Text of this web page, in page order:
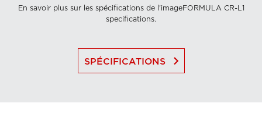
En savoir plus sur les spécifications de l'imageFORMULA CR-L1
specifications.
SPÉCIFICATIONS keyboard_arrow_right